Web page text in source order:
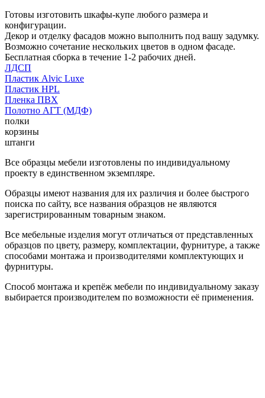
Готовы изготовить шкафы-купе любого размера и
конфигурации.
Декор и отделку фасадов можно выполнить под вашу задумку.
Возможно сочетание нескольких цветов в одном фасаде.
Бесплатная сборка в течение 1-2 рабочих дней.
ЛДСП
Пластик Alvic Luxe
Пластик HPL
Пленка ПВХ
Полотно АГТ (МДФ)
полки
корзины
штанги
Все образцы мебели изготовлены по индивидуальному
проекту в единственном экземпляре.
Образцы имеют названия для их различия и более быстрого
поиска по сайту, все названия образцов не являются
зарегистрированным товарным знаком.
Все мебельные изделия могут отличаться от представленных
образцов по цвету, размеру, комплектации, фурнитуре, а также
способами монтажа и производителями комплектующих и
фурнитуры.
Способ монтажа и крепёж мебели по индивидуальному заказу
выбирается производителем по возможности её применения.